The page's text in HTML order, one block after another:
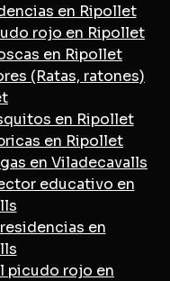
en Ripollet
rojo en Ripollet
en Ripollet
(Ratas, ratones)
en Ripollet
en Ripollet
en Viladecavalls
educativo en
en
picudo rojo en